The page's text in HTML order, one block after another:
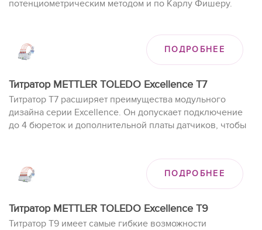
потенциометрическим методом и по Карлу Фишеру.
ПОДРОБНЕЕ
Титратор METTLER TOLEDO Excellence T7
Титратор T7 расширяет преимущества модульного
дизайна серии Excellence. Он допускает подключение
до 4 бюреток и дополнительной платы датчиков, чтобы
автоподатчиком InMotion и апгрейд до модели Т9.
ПОДРОБНЕЕ
Титратор METTLER TOLEDO Excellence T9
Титратор Т9 имеет самые гибкие возможности